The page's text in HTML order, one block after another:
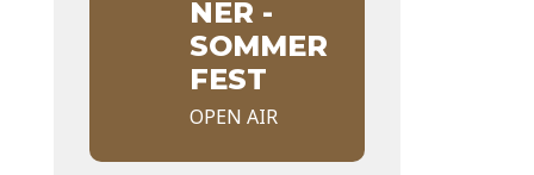
NER -
SOMMER
FEST
OPEN AIR